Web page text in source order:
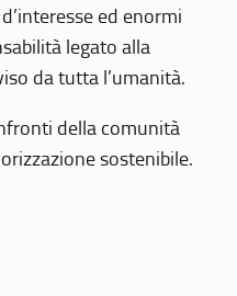
ed enormi
legato alla
da tutta l’umanità.
della comunità
sostenibile.